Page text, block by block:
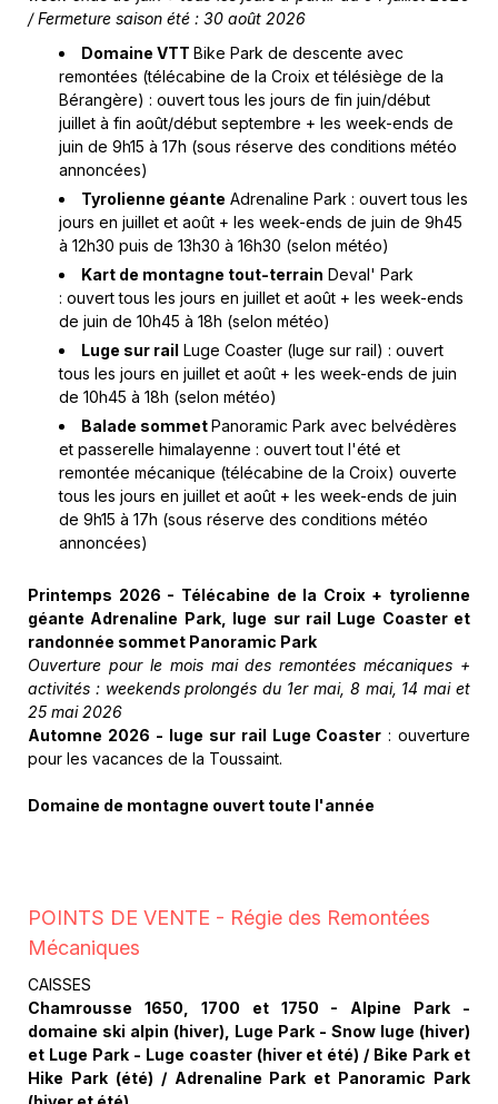
/ Fermeture saison été : 30 août 2026
Domaine VTT Bike Park de descente avec
remontées (télécabine de la Croix et télésiège de la
Bérangère) : ouvert tous les jours de fin juin/début
juillet à fin août/début septembre + les week-ends de
juin de 9h15 à 17h (sous réserve des conditions météo
annoncées)
Tyrolienne géante Adrenaline Park : ouvert tous les
jours en juillet et août + les week-ends de juin de 9h45
à 12h30 puis de 13h30 à 16h30 (selon météo)
Kart de montagne tout-terrain Deval' Park
: ouvert tous les jours en juillet et août + les week-ends
de juin de 10h45 à 18h (selon météo)
Luge sur rail Luge Coaster (luge sur rail) : ouvert
tous les jours en juillet et août + les week-ends de juin
de 10h45 à 18h (selon météo)
Balade sommetPanoramic Park avec belvédères
et passerelle himalayenne : ouvert tout l'été et
remontée mécanique (télécabine de la Croix) ouverte
tous les jours en juillet et août + les week-ends de juin
de 9h15 à 17h (sous réserve des conditions météo
annoncées)
Printemps 2026 - Télécabine de la Croix + tyrolienne
géante Adrenaline Park, luge sur rail Luge Coaster et
randonnée sommet Panoramic Park
Ouverture pour le mois mai des remontées mécaniques +
activités : weekends prolongés du 1er mai, 8 mai, 14 mai et
25 mai 2026
Automne 2026 - luge sur rail Luge Coaster : ouverture
pour les vacances de la Toussaint.
Domaine de montagne ouvert toute l'année
POINTS DE VENTE - Régie des Remontées
Mécaniques
CAISSES
Chamrousse 1650, 1700 et 1750 - Alpine Park -
domaine ski alpin (hiver), Luge Park - Snow luge (hiver)
et Luge Park - Luge coaster (hiver et été) / Bike Park et
Hike Park (été) / Adrenaline Park et Panoramic Park